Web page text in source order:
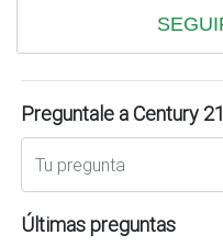
Preguntale a Century
Últimas preguntas